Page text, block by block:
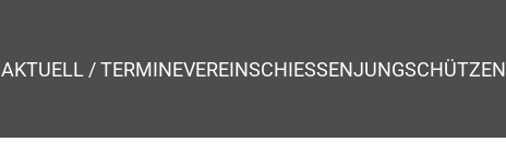
AKTUELL / TERMINEVEREINSCHIESSENJUNGSCHÜTZEN